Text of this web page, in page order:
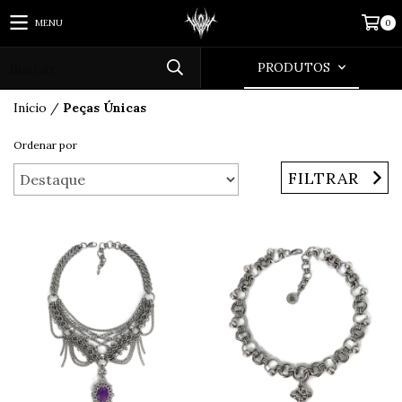
MENU 0
PRODUTOS
Início / Peças Únicas
Ordenar por
FILTRAR